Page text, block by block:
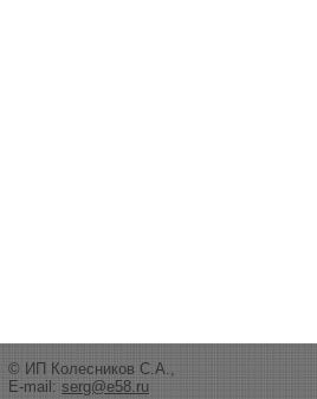
© ИП Колесников С.А.,
E-mail: serg@e58.ru